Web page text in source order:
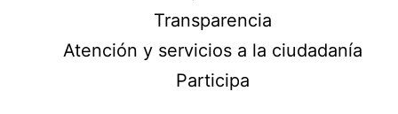
Transparencia
Atención y servicios a la ciudadanía
Participa